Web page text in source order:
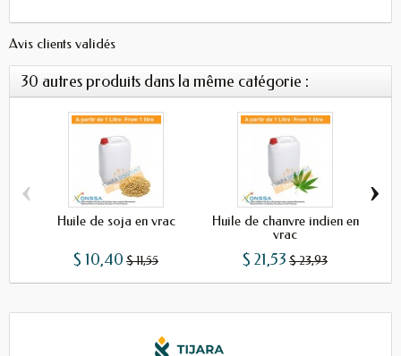
Avis clients validés
30 autres produits dans la même catégorie :
Huile de soja en vrac
$ 10,40 $ 11,55
Huile de chanvre indien en
vrac
$ 21,53 $ 23,93
‹ ›